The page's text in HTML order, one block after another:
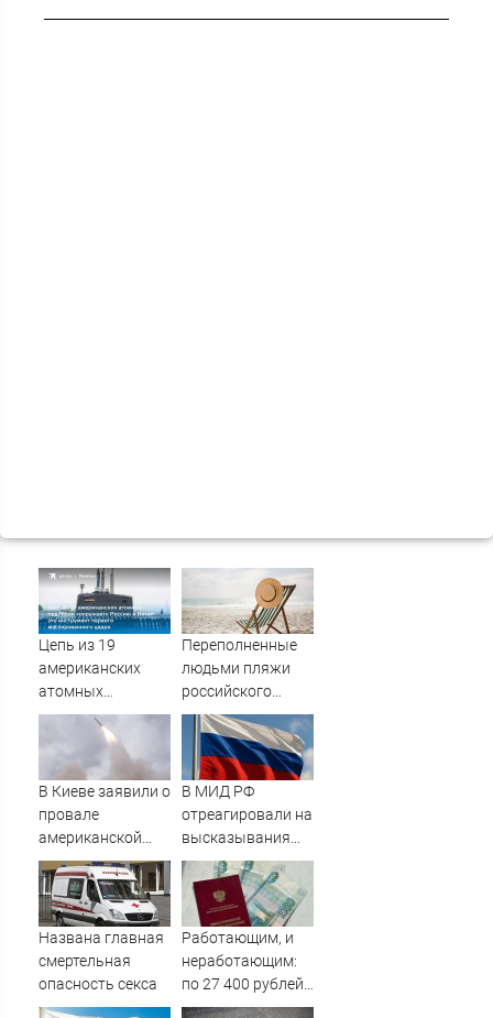
Цепь из 19
американских
атомных
подлодок
«окружает»
Россию и Китай:
это инструмент
массированного
Переполненные
людьми пляжи
российского
курортного
города сняли на
видео
В Киеве заявили о
провале
американской
операции «Убей
лучника» против
России
В МИД РФ
отреагировали на
высказывания
властей Японии
про атаку на
Хиросиму
Названа главная
смертельная
опасность секса
Работающим, и
неработающим:
по 27 400 рублей
вручат